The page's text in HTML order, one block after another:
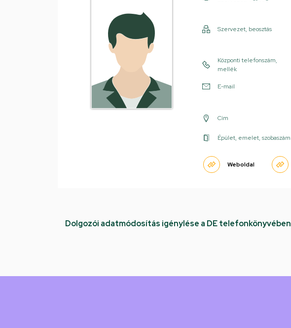
Szervezet, beosztás
Központi telefonszám,
mellék
E-mail
Cím
Épület, emelet, szobaszám
Weboldal
Dolgozói adatmódosítás igénylése a DE telefonkönyvében